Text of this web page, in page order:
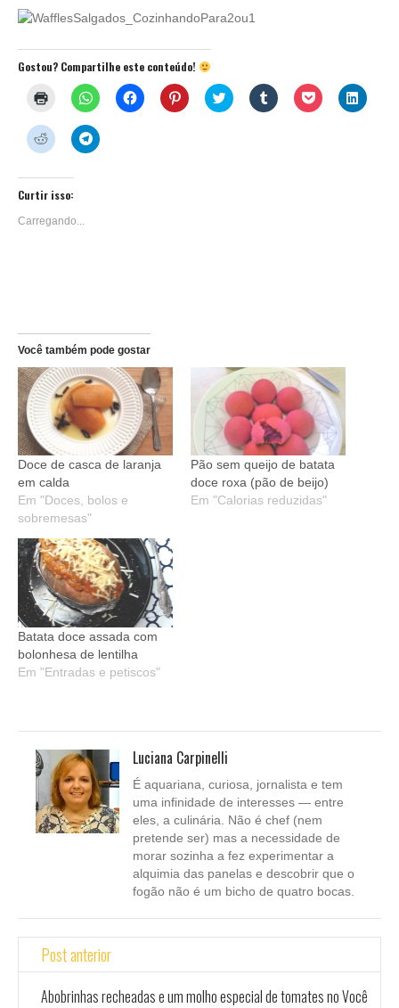
Gostou? Compartilhe este conteúdo!
Clique
para
em
nova
janela)
Clique
para
no
WhatsApp(abre
em
Clique
para
Clique
para
Clique
para
Clique
para
Clique
para
Clique
para
Clique
para
Reddit(abre
em
janela)
Clique
para
Curtir isso:
Carregando...
Você também pode gostar
Doce de casca de laranja
em calda
Em "Doces, bolos e
sobremesas"
Pão sem queijo de batata
doce roxa (pão de beijo)
Em "Calorias reduzidas"
Batata doce assada com
bolonhesa de lentilha
Em "Entradas e petiscos"
Luciana Carpinelli
É aquariana, curiosa, jornalista e tem
uma infinidade de interesses — entre
eles, a culinária. Não é chef (nem
pretende ser) mas a necessidade de
morar sozinha a fez experimentar a
alquimia das panelas e descobrir que o
fogão não é um bicho de quatro bocas.
Post anterior
Abobrinhas recheadas e um molho especial de tomates no Você